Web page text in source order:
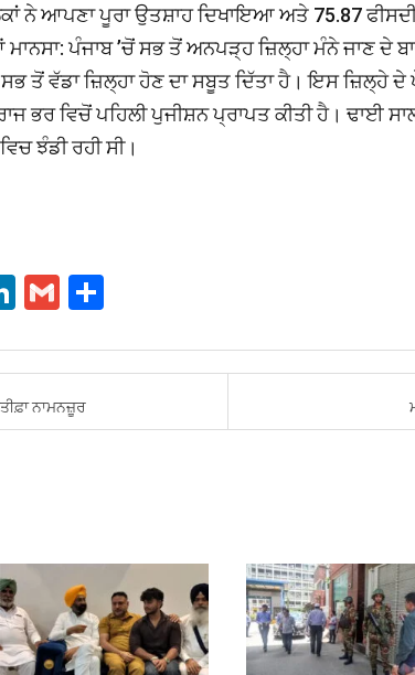
ਨੇ ਆਪਣਾ ਪੂਰਾ ਉਤਸ਼ਾਹ ਦਿਖਾਇਆ ਅਤੇ 75.87
ਪੰਜਾਬ ’ਚੋਂ ਸਭ ਤੋਂ ਅਨਪੜ੍ਹ ਜ਼ਿਲ੍ਹਾ ਮੰਨੇ ਜਾਣ ਦੇ
ਤੋਂ ਵੱਡਾ ਜ਼ਿਲ੍ਹਾ ਹੋਣ ਦਾ ਸਬੂਤ ਦਿੱਤਾ ਹੈ। ਇਸ ਜ਼ਿਲ੍ਹੇ
ਭਰ ਵਿਚੋਂ ਪਹਿਲੀ ਪੁਜੀਸ਼ਨ ਪ੍ਰਾਪਤ ਕੀਤੀ ਹੈ। ਢਾਈ
ਝੰਡੀ ਰਹੀ ਸੀ।
Li
ke
dI
n
G
ail ar
ਨਾਮਨਜ਼ੂਰ